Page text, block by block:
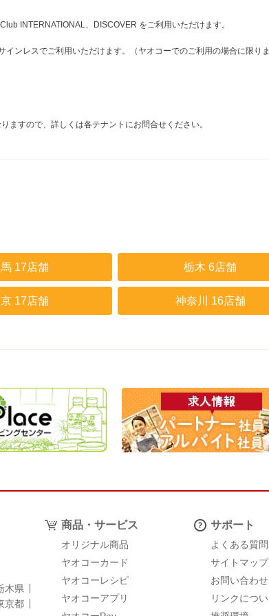
INTERNATIONAL、DISCOVER をご利用いただけます。
ンレスでご利用いただけます。（ヤオコーでのご利用の場合に限りま
すので、詳しくは各テナントにお問合せください。
17店舗 栃木 6店舗
17店舗 神奈川 16店舗
木県
京都
商品・サービス
オリジナル商品
ヤオコーカード
ヤオコーレシピ
ヤオコーアプリ
サポート
よくある質問
サイトマップ
お問い合わせ
リンクにつ